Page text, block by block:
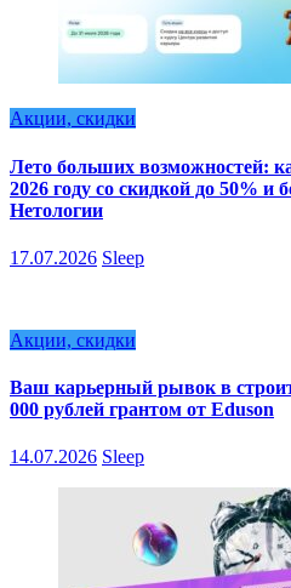
Акции, скидки
Лето больших возможностей:
2026 году со скидкой до 50% и
Нетологии
17.07.2026 Sleep
Акции, скидки
Ваш карьерный рывок в
000 рублей грантом от Eduson
14.07.2026 Sleep